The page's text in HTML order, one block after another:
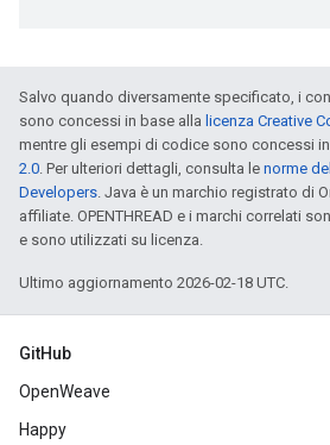
Salvo quando diversamente specificato, i
sono concessi in base alla licenza Creative
mentre gli esempi di codice sono concessi
2.0. Per ulteriori dettagli, consulta le norme
Developers. Java è un marchio registrato di
affiliate. OPENTHREAD e i marchi correlati
e sono utilizzati su licenza.
Ultimo aggiornamento 2026-02-18 UTC.
GitHub
OpenWeave
Happy